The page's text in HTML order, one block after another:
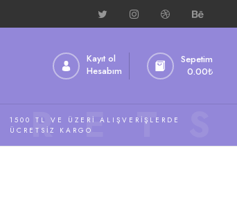
Kayıt ol
Hesabım
Sepetim
0.00₺
1500 TL VE ÜZERI ALIŞVERIŞLERDE
ÜCRETSIZ KARGO